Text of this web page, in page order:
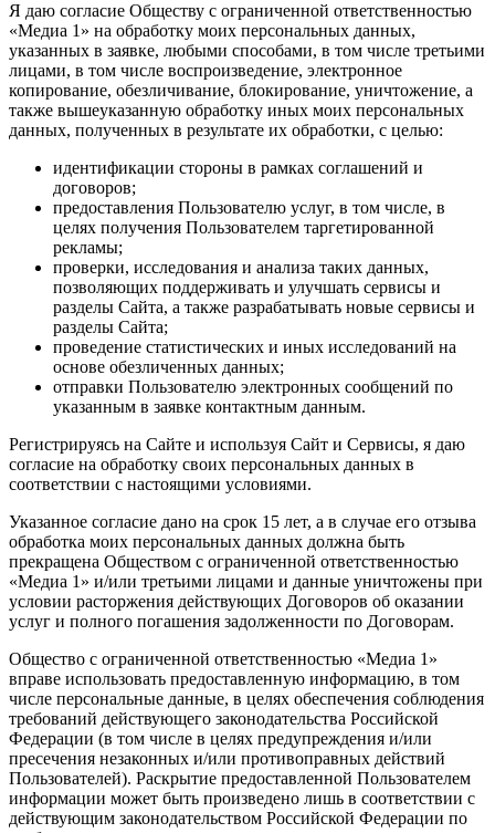
Я даю согласие Обществу с ограниченной ответственностью
«Медиа 1» на обработку моих персональных данных,
указанных в заявке, любыми способами, в том числе третьими
лицами, в том числе воспроизведение, электронное
копирование, обезличивание, блокирование, уничтожение, а
также вышеуказанную обработку иных моих персональных
данных, полученных в результате их обработки, с целью:
идентификации стороны в рамках соглашений и
договоров;
предоставления Пользователю услуг, в том числе, в
целях получения Пользователем таргетированной
рекламы;
проверки, исследования и анализа таких данных,
позволяющих поддерживать и улучшать сервисы и
разделы Сайта, а также разрабатывать новые сервисы и
разделы Сайта;
проведение статистических и иных исследований на
основе обезличенных данных;
отправки Пользователю электронных сообщений по
указанным в заявке контактным данным.
Регистрируясь на Сайте и используя Сайт и Сервисы, я даю
согласие на обработку своих персональных данных в
соответствии с настоящими условиями.
Указанное согласие дано на срок 15 лет, а в случае его отзыва
обработка моих персональных данных должна быть
прекращена Обществом с ограниченной ответственностью
«Медиа 1» и/или третьими лицами и данные уничтожены при
условии расторжения действующих Договоров об оказании
услуг и полного погашения задолженности по Договорам.
Общество с ограниченной ответственностью «Медиа 1»
вправе использовать предоставленную информацию, в том
числе персональные данные, в целях обеспечения соблюдения
требований действующего законодательства Российской
Федерации (в том числе в целях предупреждения и/или
пресечения незаконных и/или противоправных действий
Пользователей). Раскрытие предоставленной Пользователем
информации может быть произведено лишь в соответствии с
действующим законодательством Российской Федерации по